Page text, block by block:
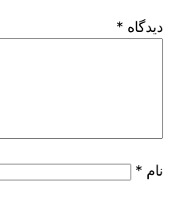
دیدگاه *
نام *